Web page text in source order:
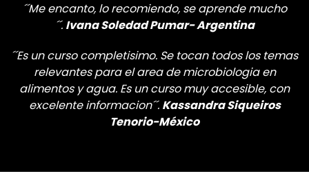
´´Me encanto, lo recomiendo, se aprende mucho
´´. Ivana Soledad Pumar- Argentina
´´Es un curso completisimo. Se tocan todos los temas
relevantes para el area de microbiologia en
alimentos y agua. Es un curso muy accesible, con
excelente informacion´´. Kassandra Siqueiros
Tenorio-México